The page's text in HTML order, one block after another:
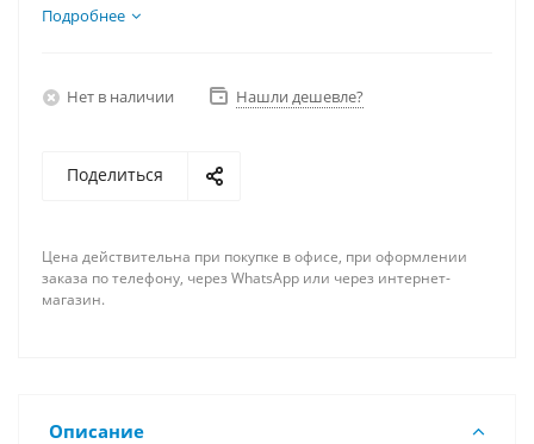
E D5, Видеокарта RTX 4070S 12Гб, Память
Подробнее
Нет в наличии Нашли дешевле?
Поделиться
Цена действительна при покупке в офисе, при оформлении
заказа по телефону, через WhatsApp или через интернет-
магазин.
Описание